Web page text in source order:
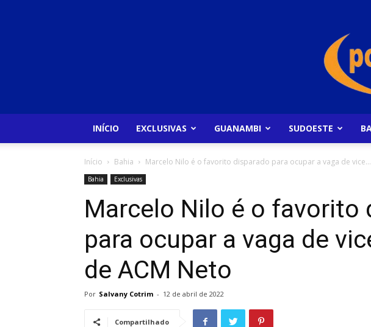
INÍCIO EXCLUSIVAS GUANAMBI SUDOESTE
Início Bahia Marcelo Nilo é o favorito disparado para ocupar a vaga de vice...
Bahia Exclusivas
Marcelo Nilo é o favorito
para ocupar a vaga de
de ACM Neto
Por Salvany Cotrim - 12 de abril de 2022
Compartilhado